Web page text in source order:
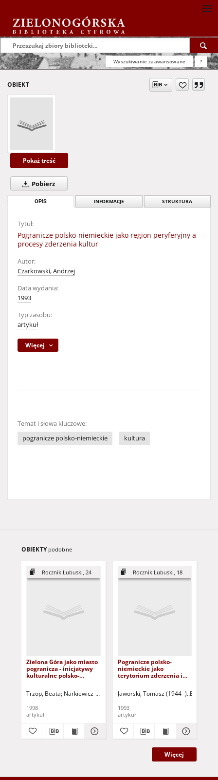
Wyszukiwanie zaawansowane ?
OBIEKT
Pokaż treść
Pobierz
OPIS INFORMACJE STRUKTURA
Tytuł:
Pogranicze polsko-niemieckie jako region peryferyjny a
procesy zderzenia kultur
Autor:
Czarkowski, Andrzej
Data wydania:
1993
Typ zasobu:
artykuł
Więcej
Temat i słowa kluczowe:
pogranicze polsko-niemieckie
kultura
OBIEKTY podobne
Rocznik Lubuski, 24
Zielona Góra jako miasto
pogranicza - inicjatywy
kulturalne polsko-
Trzop, Beata Narkiewicz-Niedbalec, Ewa - red. Hajduk, Edward
1998
artykuł
Rocznik Lubuski, 18
Pogranicze polsko-
niemieckie jako
terytorium zderzenia i
Jaworski, Tomasz (1944- )
1993
artykuł
Więcej